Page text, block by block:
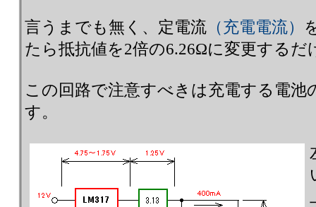
言うまでも無く、定電流 （充電電流）
たら抵抗値を2倍の6.26Ωに変更するだ
この回路で注意すべきは充電する電
す。